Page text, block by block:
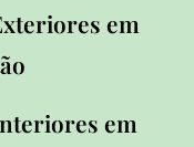
em
em